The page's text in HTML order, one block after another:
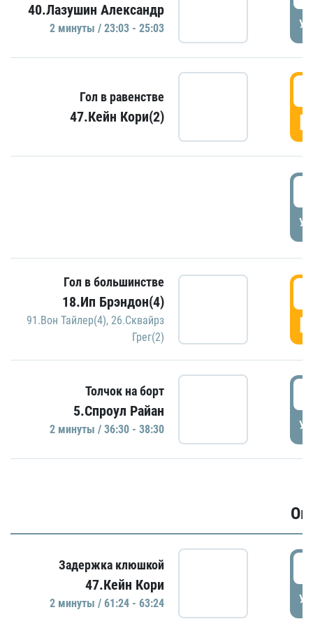
40.Лазушин Александр
2 минуты / 23:03 - 25:03
Гол в равенстве
47.Кейн Кори(2)
Гол в большинстве
18.Ип Брэндон(4)
91.Вон Тайлер(4), 26.Сквайрз
Грег(2)
Толчок на борт
5.Спроул Райан
2 минуты / 36:30 - 38:30
Задержка клюшкой
47.Кейн Кори
2 минуты / 61:24 - 63:24